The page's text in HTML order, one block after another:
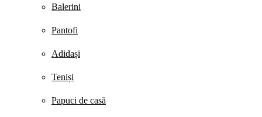
Balerini
Pantofi
Adidași
Teniși
Papuci de casă